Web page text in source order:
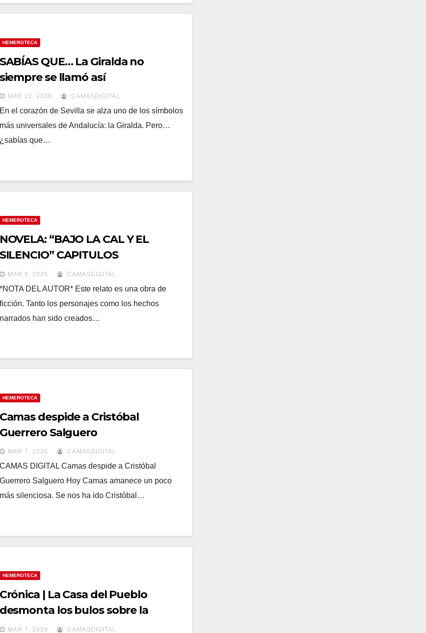
HEMEROTECA
SABÍAS QUE… La Giralda no
siempre se llamó así
MAR 12, 2026 CAMASDIGITAL
En el corazón de Sevilla se alza uno de los símbolos
más universales de Andalucía: la Giralda. Pero…
¿sabías que…
HEMEROTECA
NOVELA: “BAJO LA CAL Y EL
SILENCIO” CAPITULOS
PUBLICADOS.
MAR 8, 2026 CAMASDIGITAL
*NOTA DEL AUTOR* Este relato es una obra de
ficción. Tanto los personajes como los hechos
narrados han sido creados…
HEMEROTECA
Camas despide a Cristóbal
Guerrero Salguero
MAR 7, 2026 CAMASDIGITAL
CAMAS DIGITAL Camas despide a Cristóbal
Guerrero Salguero Hoy Camas amanece un poco
más silenciosa. Se nos ha ido Cristóbal…
HEMEROTECA
Crónica | La Casa del Pueblo
desmonta los bulos sobre la
regularización de migrantes
MAR 7, 2026 CAMASDIGITAL